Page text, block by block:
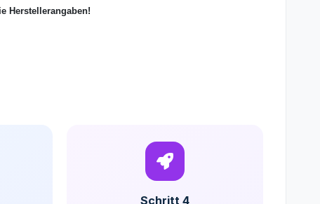
Herstellerangaben!
Schritt 4